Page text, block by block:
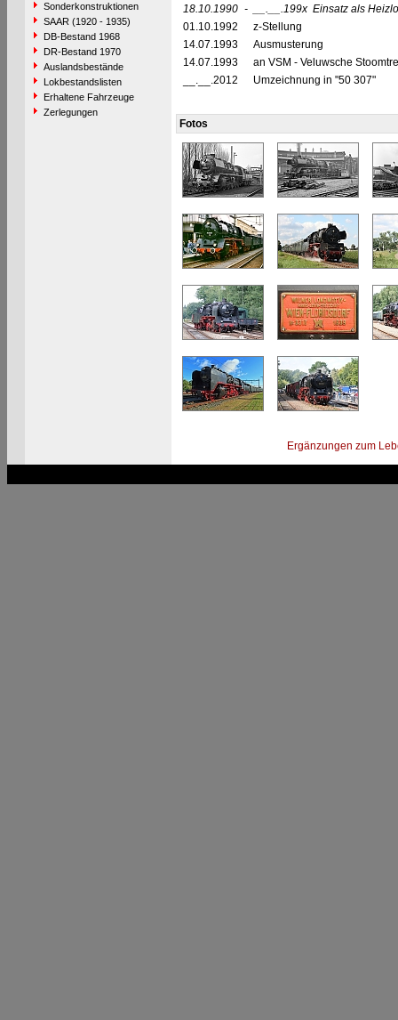
Sonderkonstruktionen
SAAR (1920 - 1935)
DB-Bestand 1968
DR-Bestand 1970
Auslandsbestände
Lokbestandslisten
Erhaltene Fahrzeuge
Zerlegungen
18.10.1990 - __.__.199x Einsatz als
01.10.1992
z-Stellung
14.07.1993
Ausmusterung
14.07.1993
an VSM - Veluwsche
__.__.2012
Umzeichnung in "50 307"
Fotos
Ergänzungen zum